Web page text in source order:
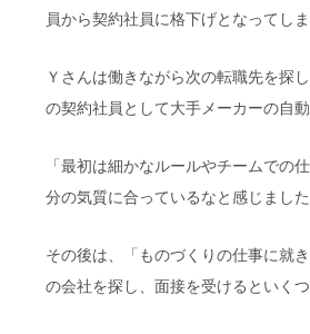
員から契約社員に格下げとなってしま
Ｙ さんは働きながら次の転職先を探
の契約社員として大手メーカーの自
「最初は細かなルールやチームでの
分の気質に合っているなと感じました
その後は、「ものづくりの仕事に就
の会社を探し、面接を受けるといく